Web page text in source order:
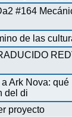
#164
de las
Ark Nova:
del di
proyecto